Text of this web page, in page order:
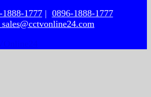
1888-1777| 0896-1888-1777
sales@cctvonline24.com